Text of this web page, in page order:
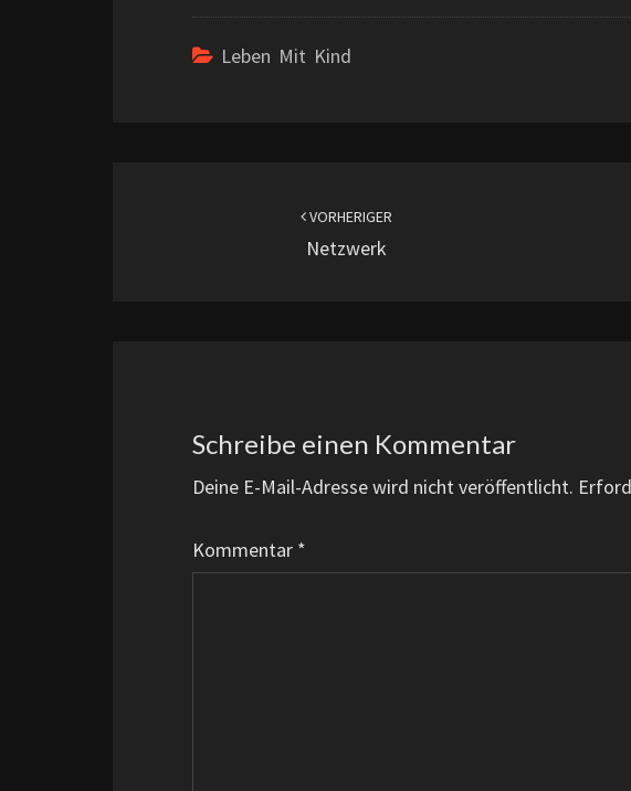
Leben Mit Kind
VORHERIGER
Netzwerk
Schreibe einen Kommentar
Deine E-Mail-Adresse wird nicht veröffentlicht.
Kommentar *